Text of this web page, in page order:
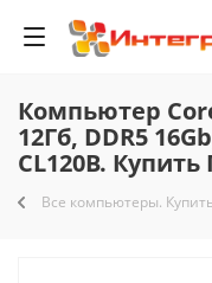
Компьютер
12Гб, DDR5
CL120B.
Все компьютеры.